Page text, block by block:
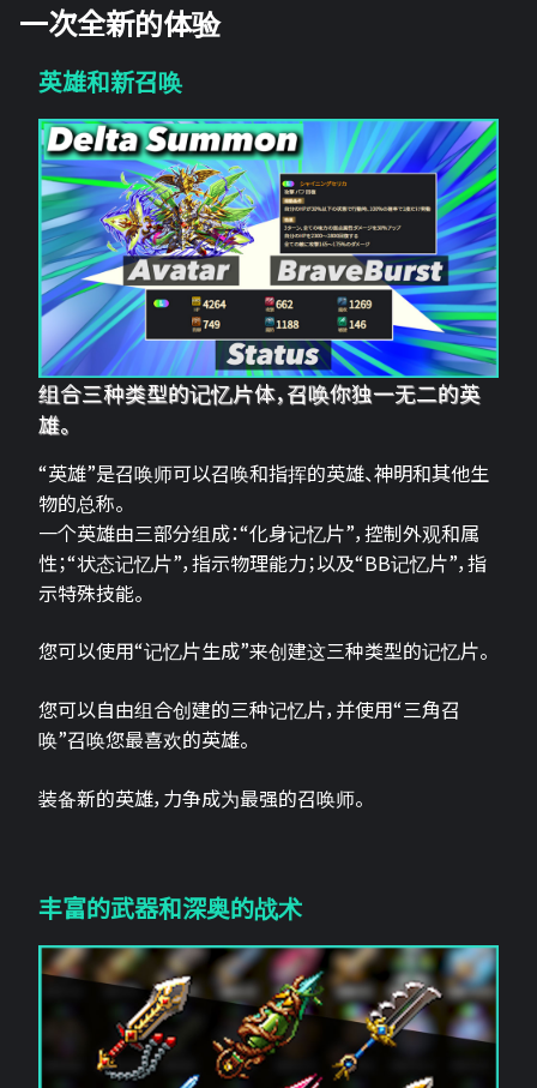
一次全新的体验
英雄和新召唤
组合三种类型的记忆片体，召唤你独一无二的英
雄。
“英雄”是召唤师可以召唤和指挥的英雄、神明和其他生
物的总称。
一个英雄由三部分组成：“化身记忆片”，控制外观和属
性；“状态记忆片”，指示物理能力；以及“BB记忆片”，指
示特殊技能。
您可以使用“记忆片生成”来创建这三种类型的记忆片。
您可以自由组合创建的三种记忆片，并使用“三角召
唤”召唤您最喜欢的英雄。
装备新的英雄，力争成为最强的召唤师。
丰富的武器和深奥的战术